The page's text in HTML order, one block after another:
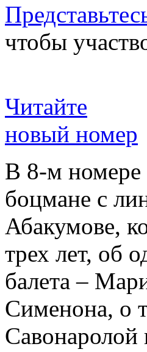
чтобы
Читайте
новый номер
В 8-м номере
боцмане с
Абакумове,
трех лет, об
балета –
Сименона, о